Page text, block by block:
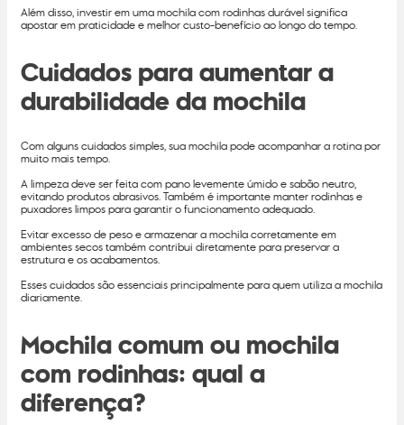
Além disso, investir em uma mochila com rodinhas durável significa
apostar em praticidade e melhor custo-benefício ao longo do tempo.
Cuidados para aumentar a
durabilidade da mochila
Com alguns cuidados simples, sua mochila pode acompanhar a rotina por
muito mais tempo.
A limpeza deve ser feita com pano levemente úmido e sabão neutro,
evitando produtos abrasivos. Também é importante manter rodinhas e
puxadores limpos para garantir o funcionamento adequado.
Evitar excesso de peso e armazenar a mochila corretamente em
ambientes secos também contribui diretamente para preservar a
estrutura e os acabamentos.
Esses cuidados são essenciais principalmente para quem utiliza a mochila
diariamente.
Mochila comum ou mochila
com rodinhas: qual a
diferença?